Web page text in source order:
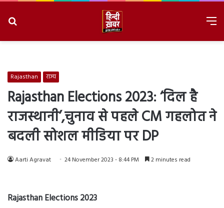
Rajasthan राज्य
Rajasthan Elections 2023: ‘दिल है
राजस्थानी’,चुनाव से पहले CM गहलोत ने
बदली सोशल मीडिया पर DP
Aarti Agravat 24 November 2023 - 8:44 PM 2 minutes read
Rajasthan Elections 2023